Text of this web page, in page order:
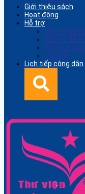
Giới thiệu sách
Hoạt động
Hỗ trợ
Hướng dẫn
Hướng dẫn
Thủ tục
Liên hệ
Lịch tiếp công dân